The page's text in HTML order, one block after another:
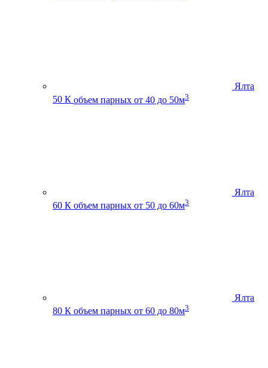
Ялта
50 К объем парных от 40 до 50м3
Ялта
60 К объем парных от 50 до 60м3
Ялта
80 К объем парных от 60 до 80м3